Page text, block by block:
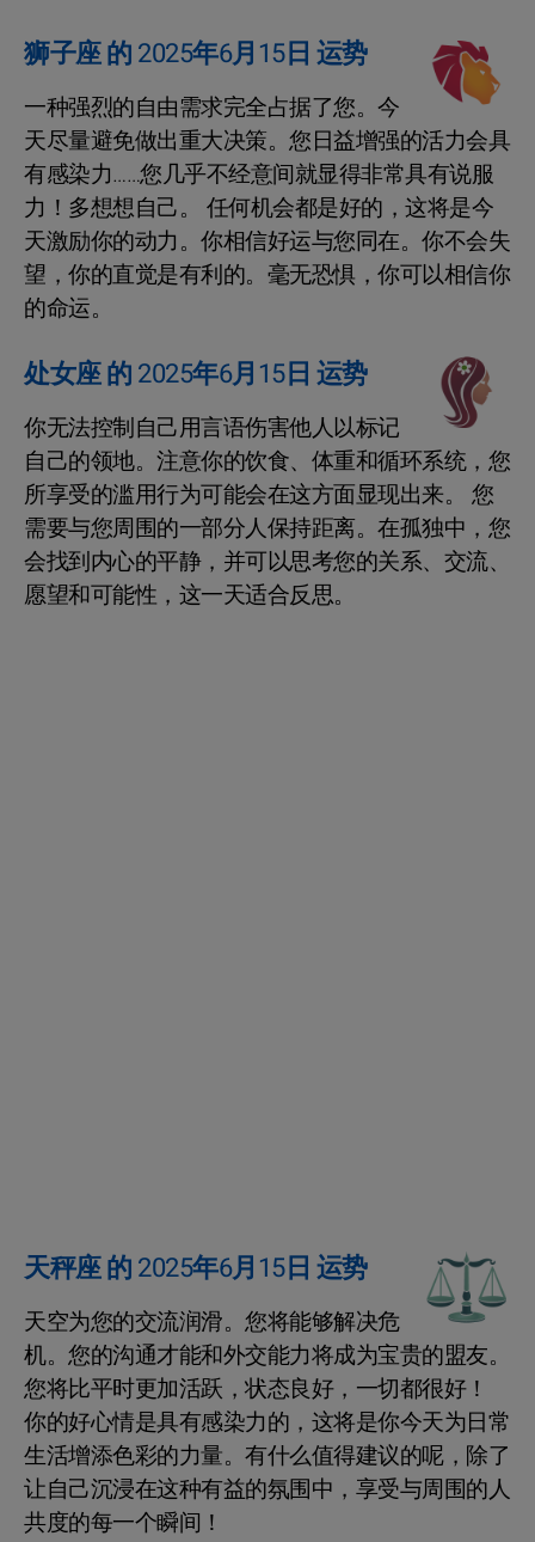
狮子座 的 2025年6月15日 运势
一种强烈的自由需求完全占据了您。今
天尽量避免做出重大决策。您日益增强的活力会具
有感染力……您几乎不经意间就显得非常具有说服
力！多想想自己。 任何机会都是好的，这将是今
天激励你的动力。你相信好运与您同在。你不会失
望，你的直觉是有利的。毫无恐惧，你可以相信你
的命运。
处女座 的 2025年6月15日 运势
你无法控制自己用言语伤害他人以标记
自己的领地。注意你的饮食、体重和循环系统，您
所享受的滥用行为可能会在这方面显现出来。 您
需要与您周围的一部分人保持距离。在孤独中，您
会找到内心的平静，并可以思考您的关系、交流、
愿望和可能性，这一天适合反思。
天秤座 的 2025年6月15日 运势
天空为您的交流润滑。您将能够解决危
机。您的沟通才能和外交能力将成为宝贵的盟友。
您将比平时更加活跃，状态良好，一切都很好！
你的好心情是具有感染力的，这将是你今天为日常
生活增添色彩的力量。有什么值得建议的呢，除了
让自己沉浸在这种有益的氛围中，享受与周围的人
共度的每一个瞬间！